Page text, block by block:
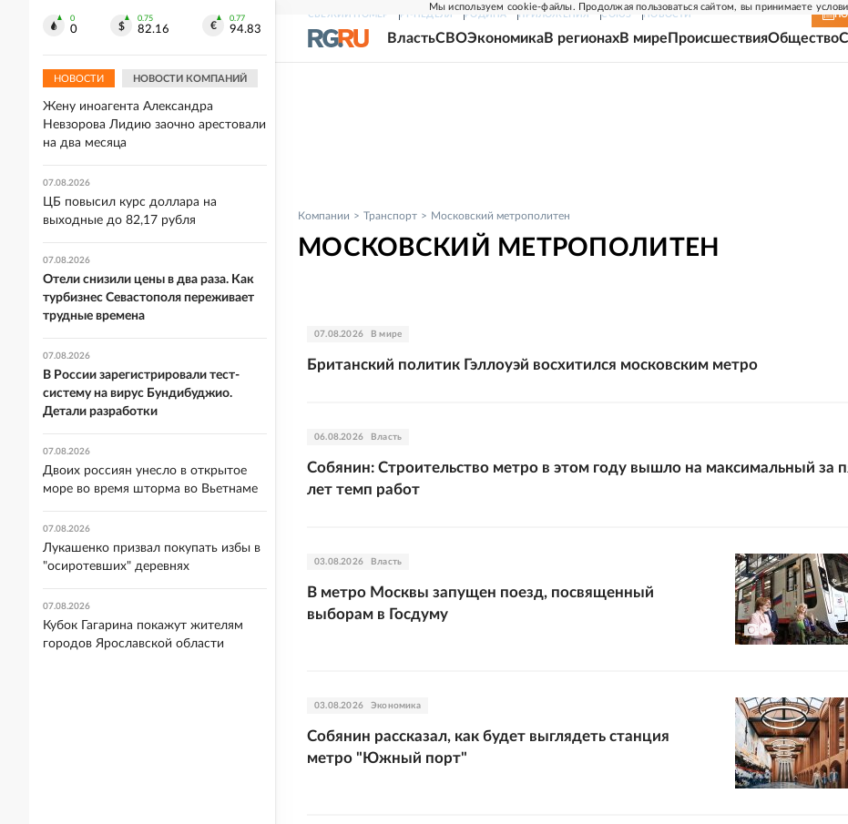
Мы используем cookie-файлы. Продолжая пользоваться сайтом, вы принимаете
СВЕЖИЙ НОМЕР РГ-НЕДЕЛЯ РОДИНА ПРИЛОЖЕНИЯ СОЮЗ НОВОСТИ
ВластьСВОЭкономикаВ регионахВ мире ПроисшествияОбщество
Компании Транспорт Московский метрополитен
МОСКОВСКИЙ МЕТРОПОЛИТЕН
07.08.2026 В мире
Британский политик Гэллоуэй восхитился московским метро
06.08.2026 Власть
Собянин: Строительство метро в этом году вышло на максимальный за
лет темп работ
03.08.2026 Власть
В метро Москвы запущен поезд, посвященный
выборам в Госдуму
03.08.2026 Экономика
Собянин рассказал, как будет выглядеть станция
метро "Южный порт"
0
0
0.75
82.16
0.77
94.83
НОВОСТИ НОВОСТИ КОМПАНИЙ
индустрий и интеллектуальной
07.08.2026
Жену иноагента Александра
Невзорова Лидию заочно арестовали
на два месяца
07.08.2026
ЦБ повысил курс доллара на
выходные до 82,17 рубля
07.08.2026
Отели снизили цены в два раза. Как
турбизнес Севастополя переживает
трудные времена
07.08.2026
В России зарегистрировали тест-
систему на вирус Бундибуджио.
Детали разработки
07.08.2026
Двоих россиян унесло в открытое
море во время шторма во Вьетнаме
07.08.2026
Лукашенко призвал покупать избы в
"осиротевших" деревнях
07.08.2026
Кубок Гагарина покажут жителям
городов Ярославской области